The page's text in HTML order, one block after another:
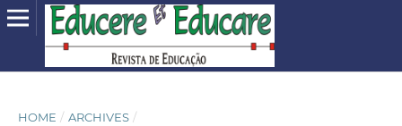
HOME / ARCHIVES /